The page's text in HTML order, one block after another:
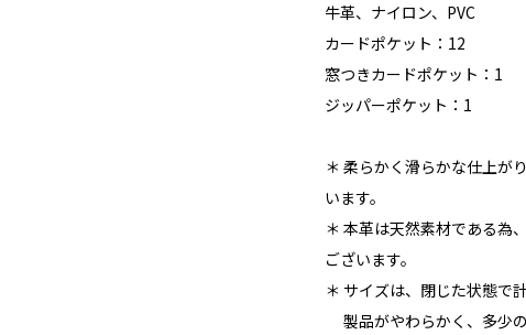
牛革、ナイロン、PVC
カードポケット：12
窓つきカードポケット：1
ジッパーポケット：1
＊ 柔らかく滑らかな仕上が
います。
＊ 本革は天然素材である為
ございます。
＊ サイズは、閉じた状態で
製品がやわらかく、多少